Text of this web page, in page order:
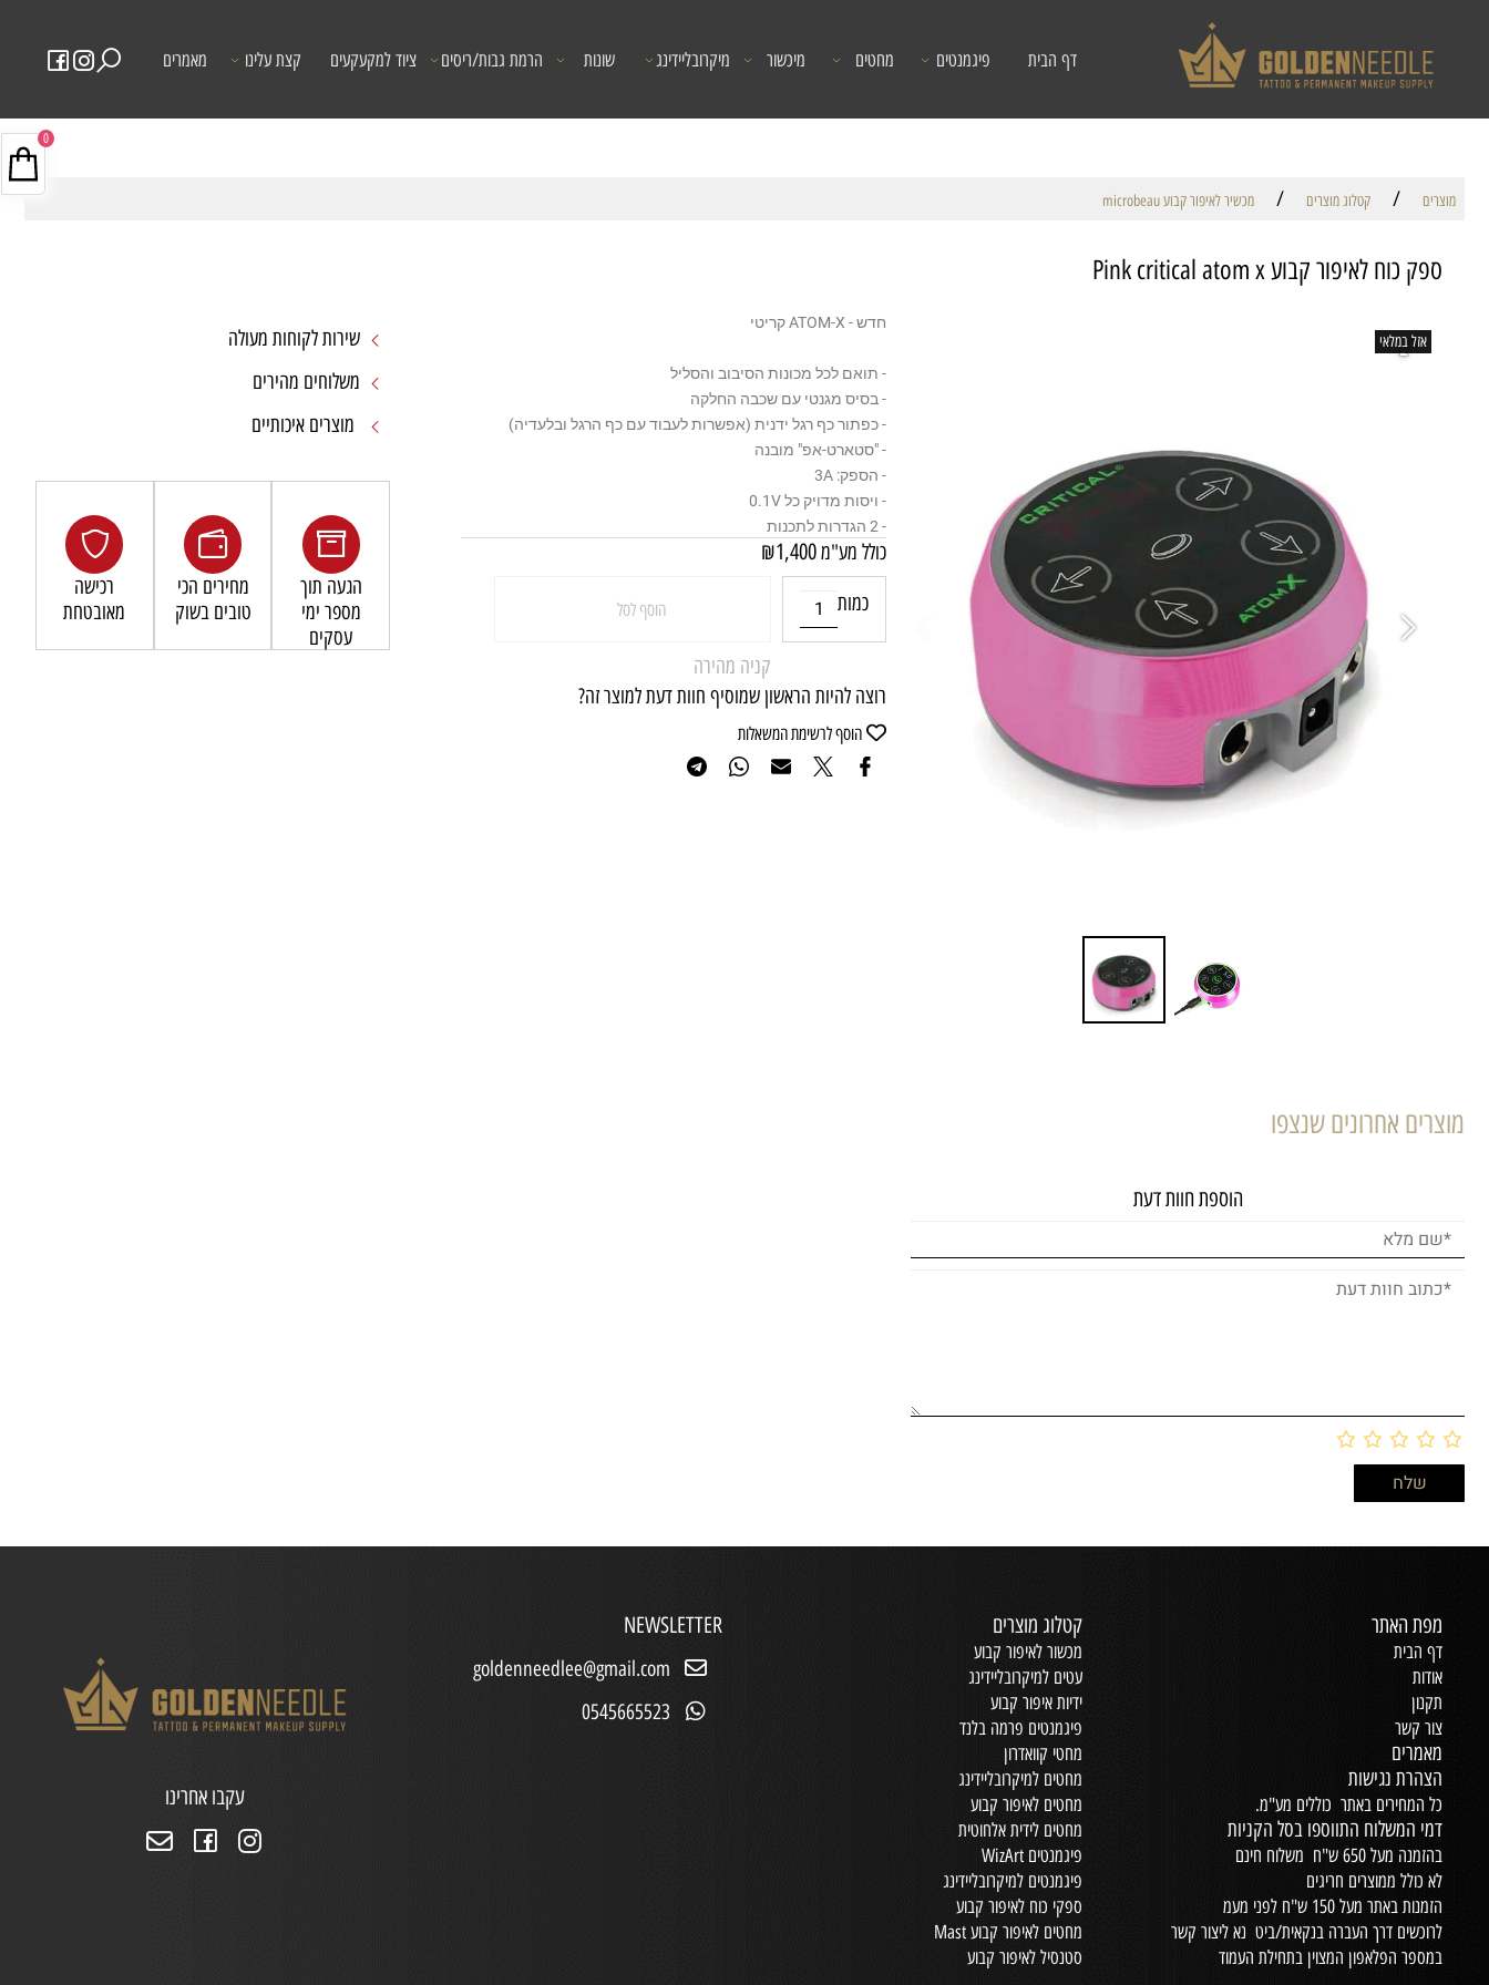
דף הבית פיגמנטים מחטים מיכשור מיקרובליידינג שונות הרמת גבות/ריסים ציוד למקעקעים קצת עלינו מאמרים
מוצרים / קטלוג מוצרים / מכשיר לאיפור קבוע microbeau
ספק כוח לאיפור קבוע Pink critical atom x
אזל במלאי
חדש - ATOM-X קריטי
- תואם לכל מכונות הסיבוב והסליל
- בסיס מגנטי עם שכבה החלקה
- כפתור כף רגל ידנית (אפשרות לעבוד עם כף הרגל ובלעדיה)
- "סטארט-אפ" מובנה
- הספק: 3A
- ויסות מדויק כל 0.1V
- 2 הגדרות לתכנות
כולל מע"מ ₪1,400
כמות הוסף לסל
קניה מהירה
רוצה להיות הראשון שמוסיף חוות דעת למוצר זה?
הוסף לרשימת המשאלות
שירות לקוחות מעולה
משלוחים מהירים
מוצרים איכותיים
הגעה תוך
מספר ימי
עסקים
מחירים הכי
טובים בשוק
רכישה
מאובטחת
0
מוצרים אחרונים שנצפו
הוספת חוות דעת
מפת האתר
דף הבית
אודות
תקנון
צור קשר
מאמרים
הצהרת נגישות
כל המחירים באתר כוללים מע"מ.
דמי המשלוח התווספו בסל הקניות
בהזמנה מעל 650 ש"ח משלוח חינם
לא כולל ממוצרים חריגים
הזמנות באתר מעל 150 ש"ח לפני מעמ
לרוכשים דרך העברה בנקאית/ביט נא ליצור קשר
במספר הפלאפון המצוין בתחילת העמוד
קטלוג מוצרים
מכשור לאיפור קבוע
עטים למיקרובליידינג
ידיות איפור קבוע
פיגמנטים פרמה בלנד
מחטי קוואדרון
מחטים למיקרובליידינג
מחטים לאיפור קבוע
מחטים לידית אלחוטית
פיגמנטים WizArt
פיגמנטים למיקרובליידינג
ספקי כוח לאיפור קבוע
מחטים לאיפור קבוע Mast
סטנסיל לאיפור קבוע
NEWSLETTER
goldenneedlee@gmail.com
0545665523
עקבו אחרינו